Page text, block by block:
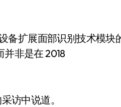
备扩展面部识别技术模
并非是在 2018
访中说道。